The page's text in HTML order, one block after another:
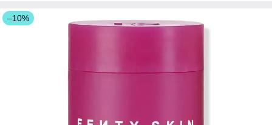
–10%